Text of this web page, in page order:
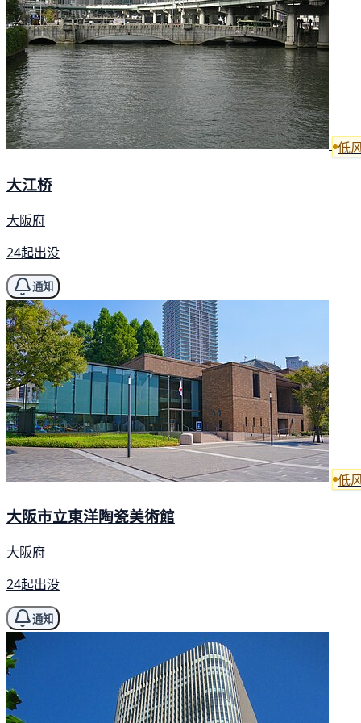
低
大江桥
大阪府
24起出没
通知
低
大阪市立東洋陶瓷美術館
大阪府
24起出没
通知